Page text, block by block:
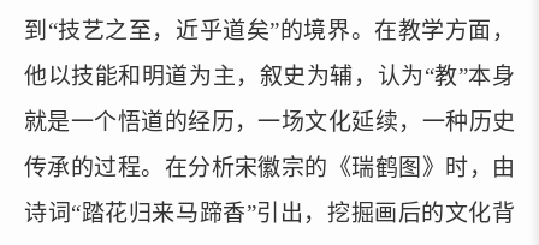
到“技艺之至，近乎道矣”的境界。在教学方面，
他以技能和明道为主，叙史为辅，认为“教”本身
就是一个悟道的经历，一场文化延续，一种历史
传承的过程。在分析宋徽宗的《瑞鹤图》时，由
诗词“踏花归来马蹄香”引出，挖掘画后的文化背